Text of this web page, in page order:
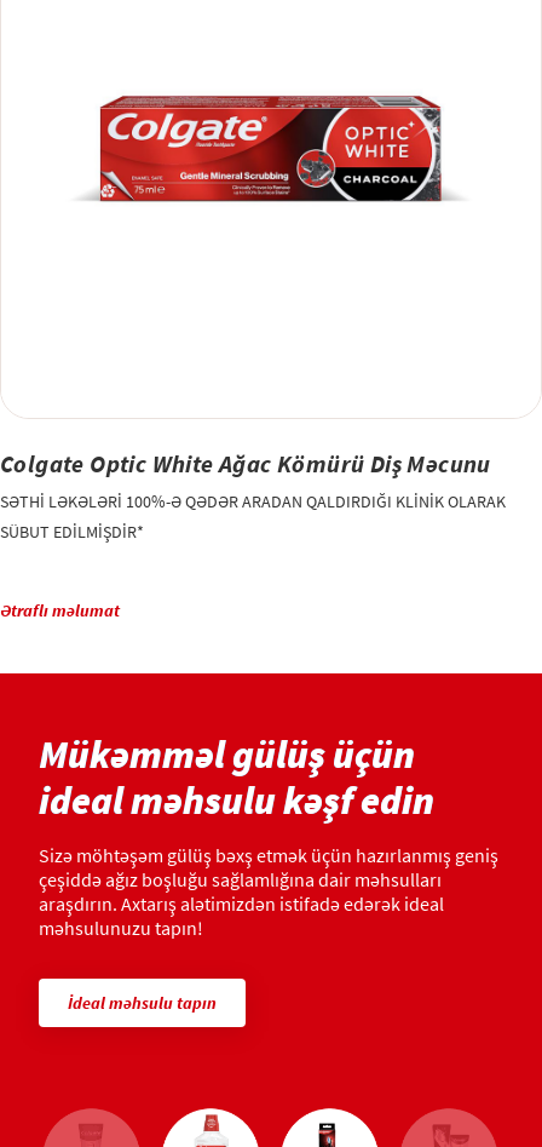
Colgate Optic White Ağac Kömürü Diş Məcunu
SƏTHİ LƏKƏLƏRİ 100%-Ə QƏDƏR ARADAN QALDIRDIĞI KLİNİK OLARAK
SÜBUT EDİLMİŞDİR*
Ətraflı məlumat
Mükəmməl gülüş üçün
ideal məhsulu kəşf edin
Sizə möhtəşəm gülüş bəxş etmək üçün hazırlanmış geniş
çeşiddə ağız boşluğu sağlamlığına dair məhsulları
araşdırın. Axtarış alətimizdən istifadə edərək ideal
məhsulunuzu tapın!
İdeal məhsulu tapın